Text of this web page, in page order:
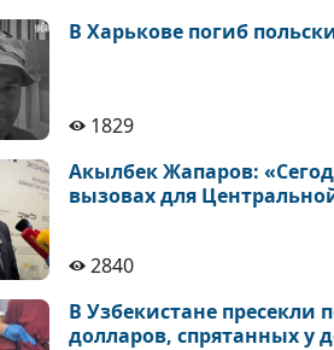
В Харькове погиб
1829
Акылбек Жапаров:
вызовах для
2840
В Узбекистане пресекли
долларов, спрятанных у